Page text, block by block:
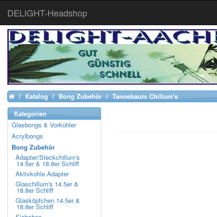
HomeKatalog Bong Zubehör
Tannebaum Chillum's
Kategorien
Glasbongs & Vorkühler
Acrylbongs
Bong Zubehör
Adapter/Steckchillum's
14.5er & 18.8er Schliff
Aktivkohle Adapter
Glaschillum's 14.5er &
18.8er Schliff
Glasköpfchen 14.5er &
18.8er Schliff
DELIGHT-Headshop